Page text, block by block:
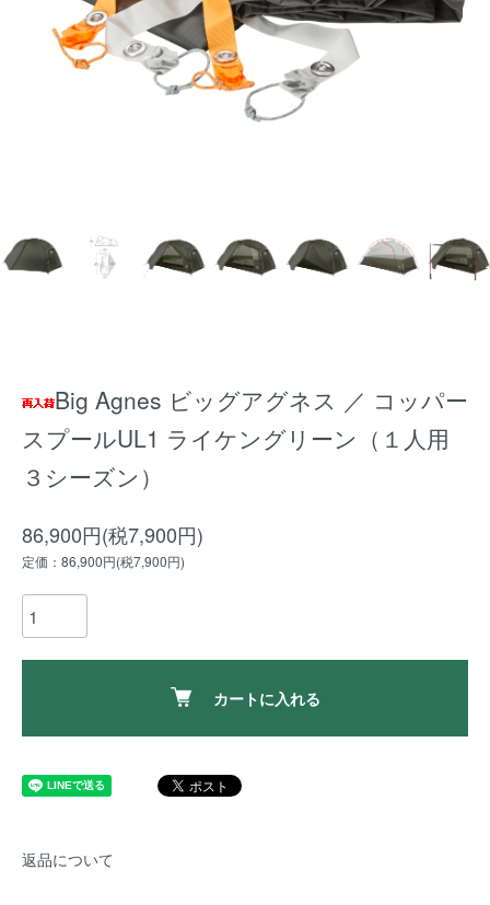
Big Agnes ビッグアグネス ／ コッパー
スプールUL1 ライケングリーン（１人用
３シーズン）
86,900円(税7,900円)
定価：86,900円(税7,900円)
カートに入れる
返品について